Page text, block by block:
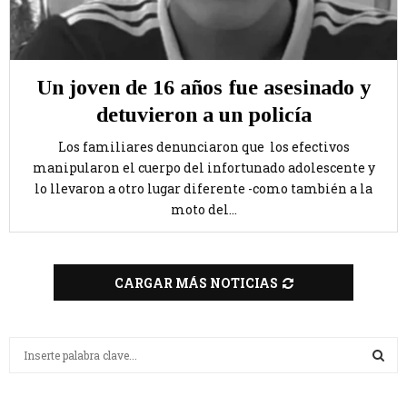
Un joven de 16 años fue asesinado y
detuvieron a un policía
Los familiares denunciaron que los efectivos
manipularon el cuerpo del infortunado adolescente y
lo llevaron a otro lugar diferente -como también a la
moto del...
CARGAR MÁS NOTICIAS